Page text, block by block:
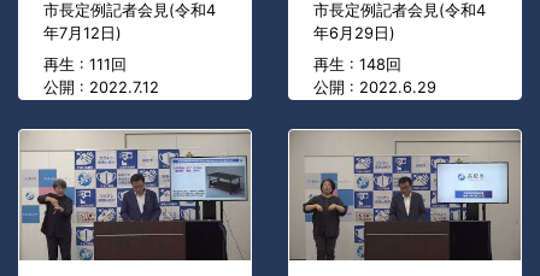
市長定例記者会見(令和4
年7月12日)
再生 : 111回
公開 : 2022.7.12
市長定例記者会見(令和4
年6月29日)
再生 : 148回
公開 : 2022.6.29